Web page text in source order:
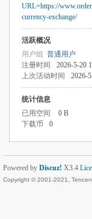
URL=https://
currency-exchange/
活跃概况
用户组 普通用户
注册时间
2026-5-20
上次活动时间
2026-
统计信息
已用空间
0 B
下载币
0
Powered by Discuz! X3.4
Copyright © 2001-2021,